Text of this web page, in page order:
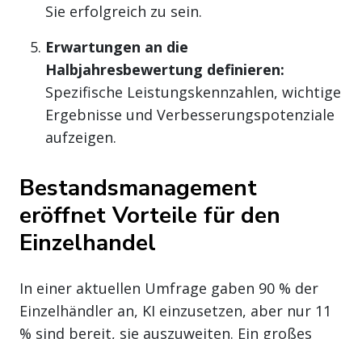
Sie erfolgreich zu sein.
Erwartungen an die
Halbjahresbewertung definieren:
Spezifische Leistungskennzahlen, wichtige
Ergebnisse und Verbesserungspotenziale
aufzeigen.
Bestandsmanagement
eröffnet Vorteile für den
Einzelhandel
In einer aktuellen Umfrage gaben 90 % der
Einzelhändler an, KI einzusetzen, aber nur 11
% sind bereit, sie auszuweiten. Ein großes